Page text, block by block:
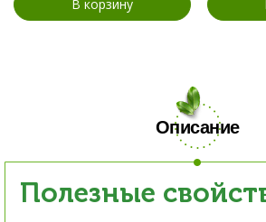
В корзину
Описание
Полезные